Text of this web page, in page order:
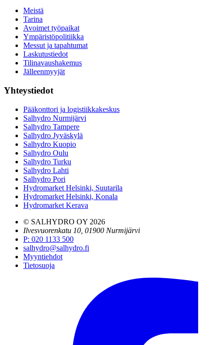
Meistä
Tarina
Avoimet työpaikat
Ympäristöpolitiikka
Messut ja tapahtumat
Laskutustiedot
Tilinavaushakemus
Jälleenmyyjät
Yhteystiedot
Pääkonttori ja logistiikkakeskus
Salhydro Nurmijärvi
Salhydro Tampere
Salhydro Jyväskylä
Salhydro Kuopio
Salhydro Oulu
Salhydro Turku
Salhydro Lahti
Salhydro Pori
Hydromarket Helsinki, Suutarila
Hydromarket Helsinki, Konala
Hydromarket Kerava
© SALHYDRO OY 2026
Ilvesvuorenkatu 10, 01900 Nurmijärvi
P: 020 1133 500
salhydro@salhydro.fi
Myyntiehdot
Tietosuoja